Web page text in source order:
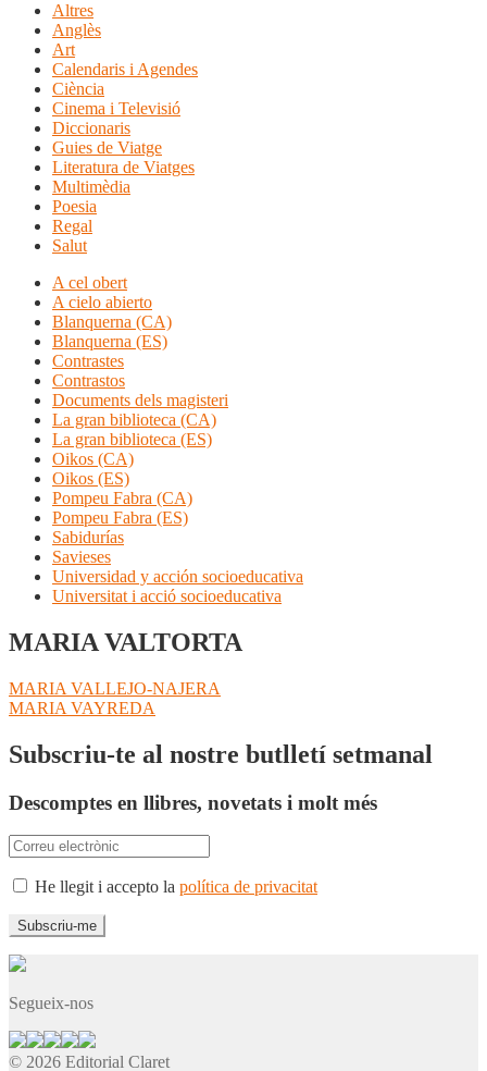
Altres
Anglès
Art
Calendaris i Agendes
Ciència
Cinema i Televisió
Diccionaris
Guies de Viatge
Literatura de Viatges
Multimèdia
Poesia
Regal
Salut
A cel obert
A cielo abierto
Blanquerna (CA)
Blanquerna (ES)
Contrastes
Contrastos
Documents dels magisteri
La gran biblioteca (CA)
La gran biblioteca (ES)
Oikos (CA)
Oikos (ES)
Pompeu Fabra (CA)
Pompeu Fabra (ES)
Sabidurías
Savieses
Universidad y acción socioeducativa
Universitat i acció socioeducativa
MARIA VALTORTA
Navegació
d'entrades
Entrada
anterior:
MARIA VALLEJO-NAJERA
Pròxima
MARIA VAYREDA
Subscriu-te al nostre butlletí setmanal
Descomptes en llibres, novetats i molt més
He llegit i accepto la política de privacitat
Segueix-nos
© 2026 Editorial Claret